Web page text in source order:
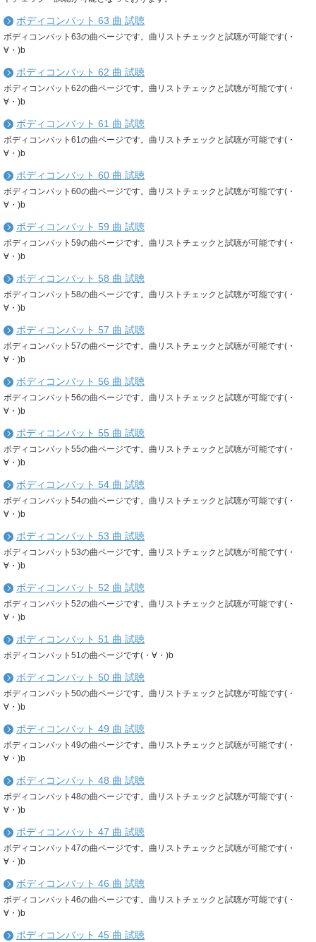
ボディコンバット 63 曲 試聴
ボディコンバット63の曲ページです。曲リストチェックと試聴が可能です(・
∀・)b
ボディコンバット 62 曲 試聴
ボディコンバット62の曲ページです。曲リストチェックと試聴が可能です(・
∀・)b
ボディコンバット 61 曲 試聴
ボディコンバット61の曲ページです。曲リストチェックと試聴が可能です(・
∀・)b
ボディコンバット 60 曲 試聴
ボディコンバット60の曲ページです。曲リストチェックと試聴が可能です(・
∀・)b
ボディコンバット 59 曲 試聴
ボディコンバット59の曲ページです。曲リストチェックと試聴が可能です(・
∀・)b
ボディコンバット 58 曲 試聴
ボディコンバット58の曲ページです。曲リストチェックと試聴が可能です(・
∀・)b
ボディコンバット 57 曲 試聴
ボディコンバット57の曲ページです。曲リストチェックと試聴が可能です(・
∀・)b
ボディコンバット 56 曲 試聴
ボディコンバット56の曲ページです。曲リストチェックと試聴が可能です(・
∀・)b
ボディコンバット 55 曲 試聴
ボディコンバット55の曲ページです。曲リストチェックと試聴が可能です(・
∀・)b
ボディコンバット 54 曲 試聴
ボディコンバット54の曲ページです。曲リストチェックと試聴が可能です(・
∀・)b
ボディコンバット 53 曲 試聴
ボディコンバット53の曲ページです。曲リストチェックと試聴が可能です(・
∀・)b
ボディコンバット 52 曲 試聴
ボディコンバット52の曲ページです。曲リストチェックと試聴が可能です(・
∀・)b
ボディコンバット 51 曲 試聴
ボディコンバット51の曲ページです(・∀・)b
ボディコンバット 50 曲 試聴
ボディコンバット50の曲ページです。曲リストチェックと試聴が可能です(・
∀・)b
ボディコンバット 49 曲 試聴
ボディコンバット49の曲ページです。曲リストチェックと試聴が可能です(・
∀・)b
ボディコンバット 48 曲 試聴
ボディコンバット48の曲ページです。曲リストチェックと試聴が可能です(・
∀・)b
ボディコンバット 47 曲 試聴
ボディコンバット47の曲ページです。曲リストチェックと試聴が可能です(・
∀・)b
ボディコンバット 46 曲 試聴
ボディコンバット46の曲ページです。曲リストチェックと試聴が可能です(・
∀・)b
ボディコンバット 45 曲 試聴